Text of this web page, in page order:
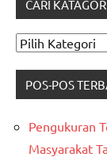
CARI
CARI
POS-POS
Pengukuran
Masyarakat